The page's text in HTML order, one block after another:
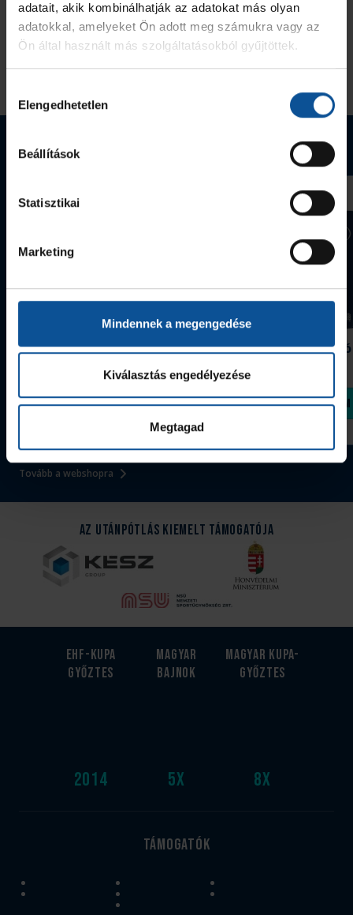
adatait, akik kombinálhatják az adatokat más olyan
adatokkal, amelyeket Ön adott meg számukra vagy az
Ön által használt más szolgáltatásokból gyűjtöttek.
kiválasztása
Elengedhetetlen
Beállítások
Statisztikai
Marketing
Mindennek a megengedése
Kiválasztás engedélyezése
Megtagad
Webshop termékek
Tovább a webshopra
Grafitceruza 25/26
Megvásárolom Megvásárolom
Az Utánpótlás kiemelt támogatója
EHF-Kupa
győztes
2014
Magyar
bajnok
5x
Magyar kupa-
győztes
8x
Támogatók